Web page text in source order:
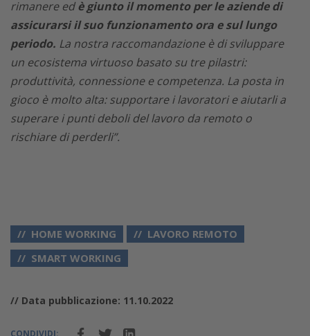
rimanere edè giunto il momento per le aziende di
assicurarsi il suo funzionamento ora e sul lungo
periodo. La nostra raccomandazione è di sviluppare
un ecosistema virtuoso basato su tre pilastri:
produttività, connessione e competenza. La posta in
gioco è molto alta: supportare i lavoratori e aiutarli a
superare i punti deboli del lavoro da remoto o
rischiare di perderli”.
HOME WORKING
LAVORO REMOTO
SMART WORKING
// Data pubblicazione: 11.10.2022
CONDIVIDI: